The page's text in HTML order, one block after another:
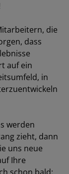
die
dass
auf ein
in
werden
zieht, dann
uns neue
Ihre